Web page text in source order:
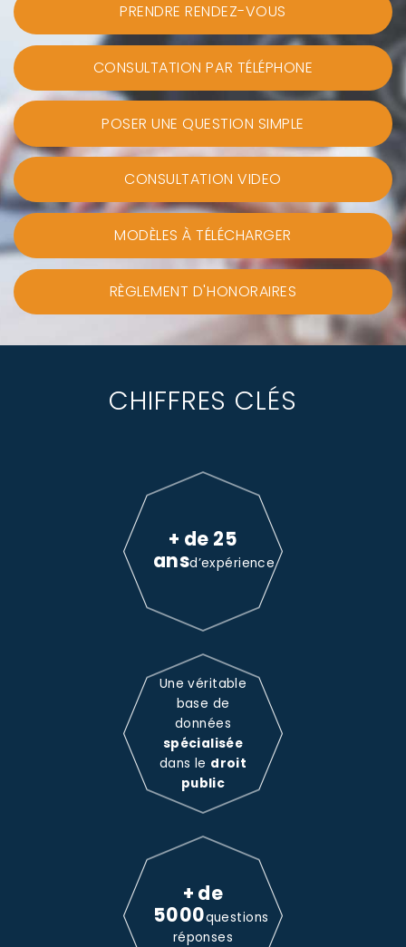
PRENDRE RENDEZ-VOUS
CONSULTATION PAR TÉLÉPHONE
POSER UNE QUESTION SIMPLE
CONSULTATION VIDEO
MODÈLES À TÉLÉCHARGER
RÈGLEMENT D'HONORAIRES
CHIFFRES CLÉS
+ de 25
ansd’expérience
Une véritable
base de
données
spécialisée
dans le droit
public
+ de
5000questions
réponses